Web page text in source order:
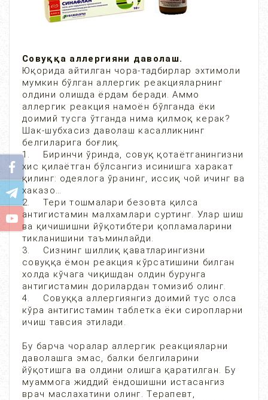
Совуққа аллергияни даволаш.
Юқорида айтилган чора-тадбирлар эхтимоли
мумкин бўлган аллергик реакцияларнинг
олдини олишда ёрдам беради. Аммо
аллергик реакция намоён бўлганда ёки
доимий тусга ўтганда нима қилмоқ керак?
Шак-шубхасиз даволаш касалликнинг
белгиларига боғлиқ.
1. Биринчи ўринда, совуқ қотаётганингизни
хис қилаётган бўлсангиз исинишга харакат
қилинг: одеялога ўранинг, иссиқ чой ичинг ва
хаказо…
2. Тери тошмалари безовта қилса
антигистамин малхамлари суртинг. Улар шиш
ва қичишишни йўқотибтери қопламаларини
тикланишини таъминлайди.
3. Сизнинг шиллиқ қаватларингизни
совуққа ёмон реакция кўрсатишини билган
холда кўчага чиқишдан олдин бурунга
антигистамин дорилардан томизиб олинг.
4. Совуққа аллергиянгиз доимий тус олса
кўра антигистамин таблетка ёки сиропларни
ичиш тавсия этилади.
Бу барча чоралар аллергик реакцияларни
даволашга эмас, балки белгиларини
йўқотишга ва олдини олишга қаратилган. Бу
муаммога жиддий ёндошишни истасангиз
врач маслахатини олинг. Терапевт,